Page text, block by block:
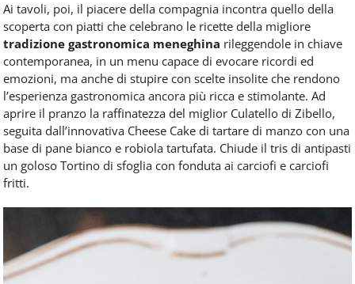
Ai tavoli, poi, il piacere della compagnia incontra quello della
scoperta con piatti che celebrano le ricette della migliore
tradizione gastronomica meneghina rileggendole in chiave
contemporanea, in un menu capace di evocare ricordi ed
emozioni, ma anche di stupire con scelte insolite che rendono
l’esperienza gastronomica ancora più ricca e stimolante. Ad
aprire il pranzo la raffinatezza del miglior Culatello di Zibello,
seguita dall’innovativa Cheese Cake di tartare di manzo con una
base di pane bianco e robiola tartufata. Chiude il tris di antipasti
un goloso Tortino di sfoglia con fonduta ai carciofi e carciofi
fritti.